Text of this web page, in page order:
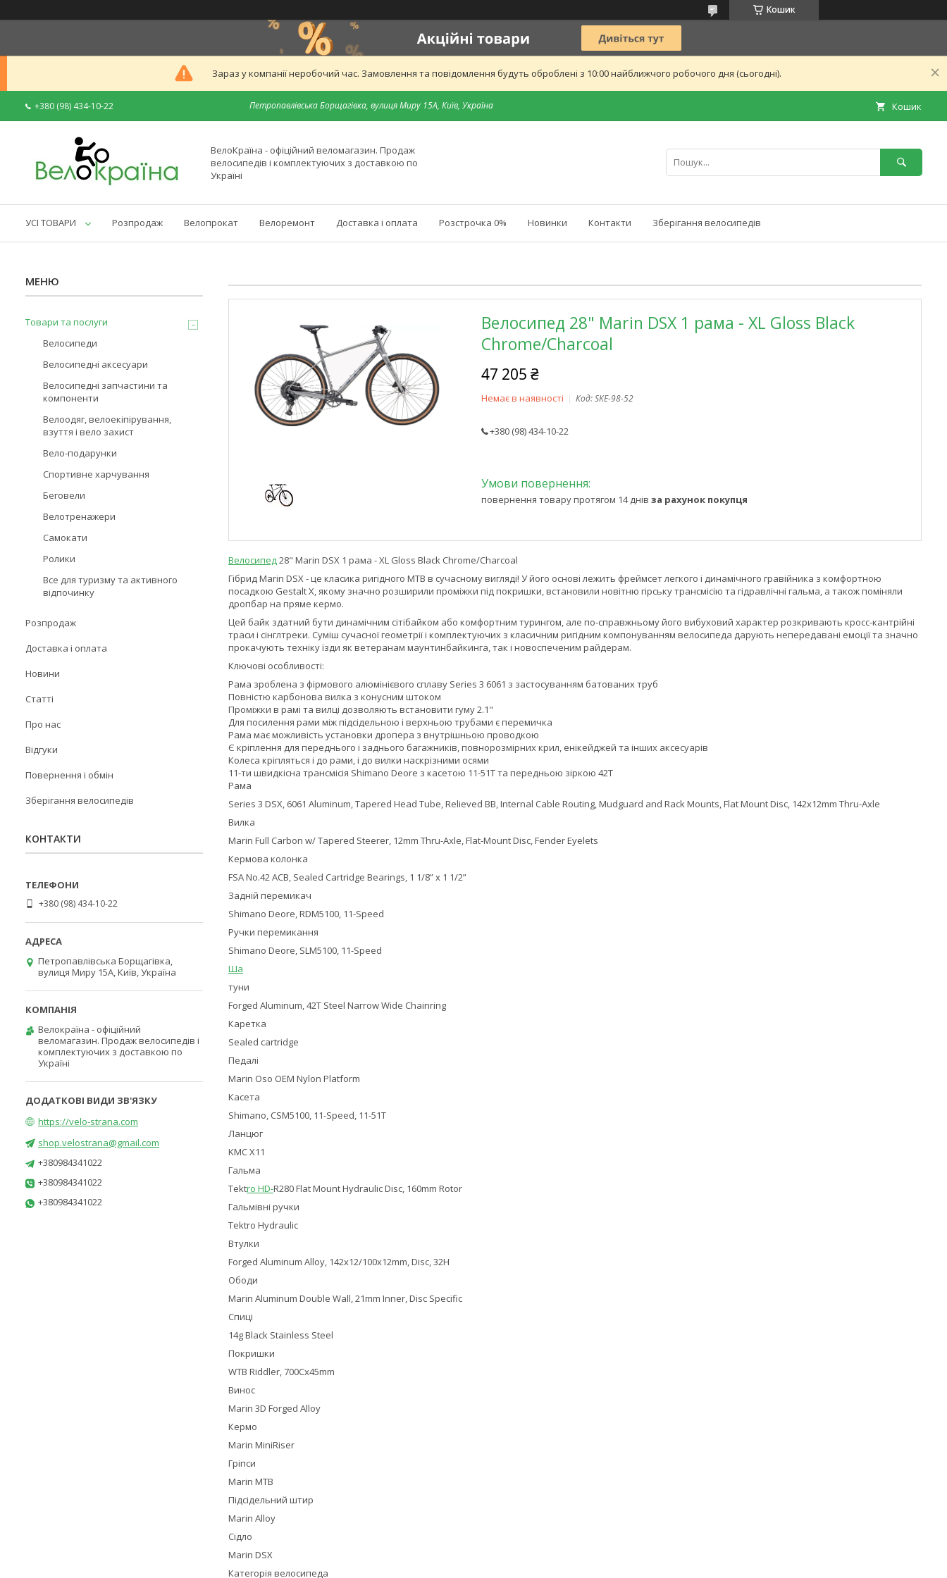
Кошик
Зараз у компанії неробочий час. Замовлення та повідомлення будуть оброблені з 10:00 найближчого робочого дня (сьогодні).
+380 (98) 434-10-22 Петропавлівська Борщагівка, вулиця Миру 15А, Київ, Україна Кошик
ВелоКраїна - офіційний веломагазин. Продаж
велосипедів і комплектуючих з доставкою по
Україні
УСІ ТОВАРИ Розпродаж Велопрокат Велоремонт Доставка і оплата Розстрочка 0% Новинки Контакти Зберігання велосипедів
Велосипед 28" Marin DSX 1 рама - XL Gloss Black
Chrome/Charcoal
47 205 ₴
Немає в наявності Код:SKE-98-52
+380 (98) 434-10-22
повернення товару протягом 14 днів за рахунок покупця
Велосипед28" Marin DSX 1 рама - XL Gloss Black Chrome/Charcoal
Гібрид Marin DSX - це класика ригідного MTB в сучасному вигляді! У його основі лежить фреймсет легкого і динамічного гравійника з комфортною
посадкою Gestalt X, якому значно розширили проміжки під покришки, встановили новітню гірську трансмісію та гідравлічні гальма, а також поміняли
дропбар на пряме кермо.
Цей байк здатний бути динамічним сітібайком або комфортним турингом, але по-справжньому його вибуховий характер розкривають кросс-кантрійні
траси і сінглтреки. Суміш сучасної геометрії і комплектуючих з класичним ригідним компонуванням велосипеда дарують непередавані емоції та значно
прокачують техніку їзди як ветеранам маунтинбайкинга, так і новоспеченим райдерам.
Ключові особливості:
Рама зроблена з фірмового алюмінієвого сплаву Series 3 6061 з застосуванням батованих труб
Повністю карбонова вилка з конусним штоком
Проміжки в рамі та вилці дозволяють встановити гуму 2.1"
Для посилення рами між підсідельною і верхньою трубами є перемичка
Рама має можливість установки дропера з внутрішньою проводкою
Є кріплення для переднього і заднього багажників, повнорозмірних крил, енікейджей та інших аксесуарів
Колеса кріпляться і до рами, і до вилки наскрізними осями
11-ти швидкісна трансмісія Shimano Deore з касетою 11-51Т та передньою зіркою 42Т
Рама
Series 3 DSX, 6061 Aluminum, Tapered Head Tube, Relieved BB, Internal Cable Routing, Mudguard and Rack Mounts, Flat Mount Disc, 142x12mm Thru-Axle
Вилка
Marin Full Carbon w/ Tapered Steerer, 12mm Thru-Axle, Flat-Mount Disc, Fender Eyelets
Кермова колонка
FSA No.42 ACB, Sealed Cartridge Bearings, 1 1/8” x 1 1/2”
Задній перемикач
Shimano Deore, RDM5100, 11-Speed
Ручки перемикання
Shimano Deore, SLM5100, 11-Speed
Ша
туни
Forged Aluminum, 42T Steel Narrow Wide Chainring
Каретка
Sealed cartridge
Педалі
Marin Oso OEM Nylon Platform
Касета
Shimano, CSM5100, 11-Speed, 11-51T
Ланцюг
KMC X11
Гальма
Tektro HD-R280 Flat Mount Hydraulic Disc, 160mm Rotor
Гальмівні ручки
Tektro Hydraulic
Втулки
Forged Aluminum Alloy, 142x12/100x12mm, Disc, 32H
Ободи
Marin Aluminum Double Wall, 21mm Inner, Disc Specific
Спиці
14g Black Stainless Steel
Покришки
WTB Riddler, 700Cx45mm
Винос
Marin 3D Forged Alloy
Кермо
Marin MiniRiser
Гріпси
Marin MTB
Підсідельний штир
Marin Alloy
Сідло
Marin DSX
Категорія велосипеда
Товари та послуги
Велосипеди
Велосипедні аксесуари
Велосипедні запчастини та
компоненти
Велоодяг, велоекіпірування,
взуття і вело захист
Вело-подарунки
Спортивне харчування
Беговели
Велотренажери
Самокати
Ролики
Все для туризму та активного
відпочинку
Розпродаж
Доставка і оплата
Новини
Статті
Про нас
Відгуки
Повернення і обмін
Зберігання велосипедів
КОНТАКТИ
+380 (98) 434-10-22
Петропавлівська Борщагівка,
вулиця Миру 15А, Київ, Україна
Велокраїна - офіційний
веломагазин. Продаж велосипедів і
комплектуючих з доставкою по
Україні
https://velo-strana.com
shop.velostrana@gmail.com
+380984341022
+380984341022
+380984341022